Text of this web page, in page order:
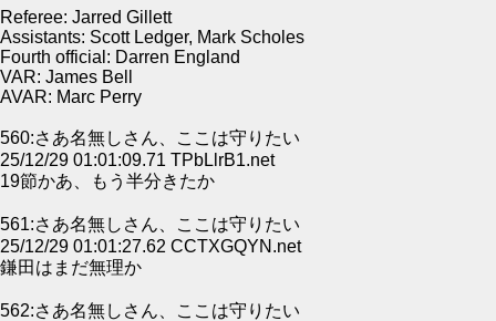
Referee: Jarred Gillett
Assistants: Scott Ledger, Mark Scholes
Fourth official: Darren England
VAR: James Bell
AVAR: Marc Perry
560:さあ名無しさん、ここは守りたい
25/12/29 01:01:09.71 TPbLlrB1.net
19節かあ、もう半分きたか
561:さあ名無しさん、ここは守りたい
25/12/29 01:01:27.62 CCTXGQYN.net
鎌田はまだ無理か
562:さあ名無しさん、ここは守りたい